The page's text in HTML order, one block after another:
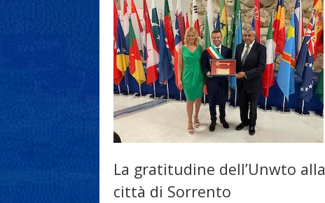
La gratitudine dell’Unwto alla
città di Sorrento